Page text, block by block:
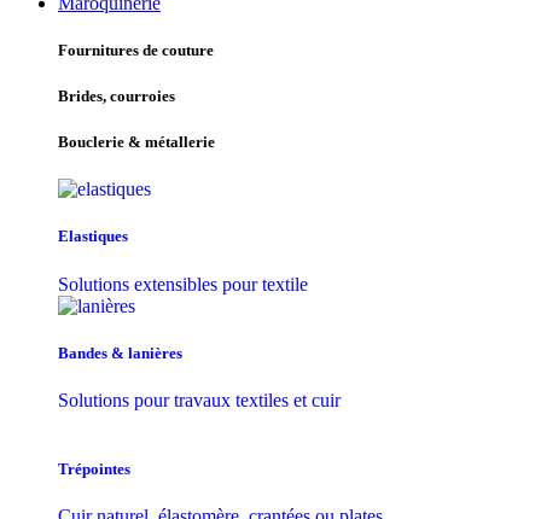
Fournitures de couture
Brides, courroies
Bouclerie & métallerie
Elastiques
Solutions extensibles pour textile
Bandes & lanières
Solutions pour travaux textiles et cuir
Trépointes